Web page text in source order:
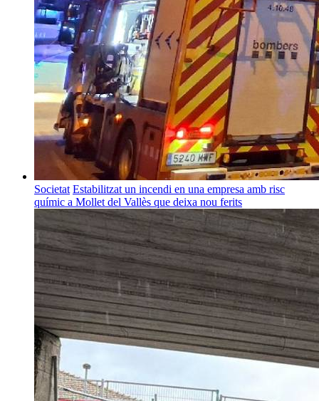
Societat Estabilitzat un incendi en una empresa amb risc
químic a Mollet del Vallès que deixa nou ferits